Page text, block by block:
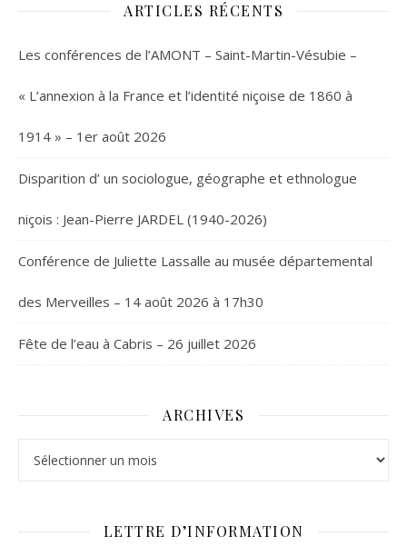
ARTICLES RÉCENTS
Les conférences de l’AMONT – Saint-Martin-Vésubie –
« L’annexion à la France et l’identité niçoise de 1860 à
1914 » – 1er août 2026
Disparition d’ un sociologue, géographe et ethnologue
niçois : Jean-Pierre JARDEL (1940-2026)
Conférence de Juliette Lassalle au musée départemental
des Merveilles – 14 août 2026 à 17h30
Fête de l’eau à Cabris – 26 juillet 2026
ARCHIVES
LETTRE D’INFORMATION